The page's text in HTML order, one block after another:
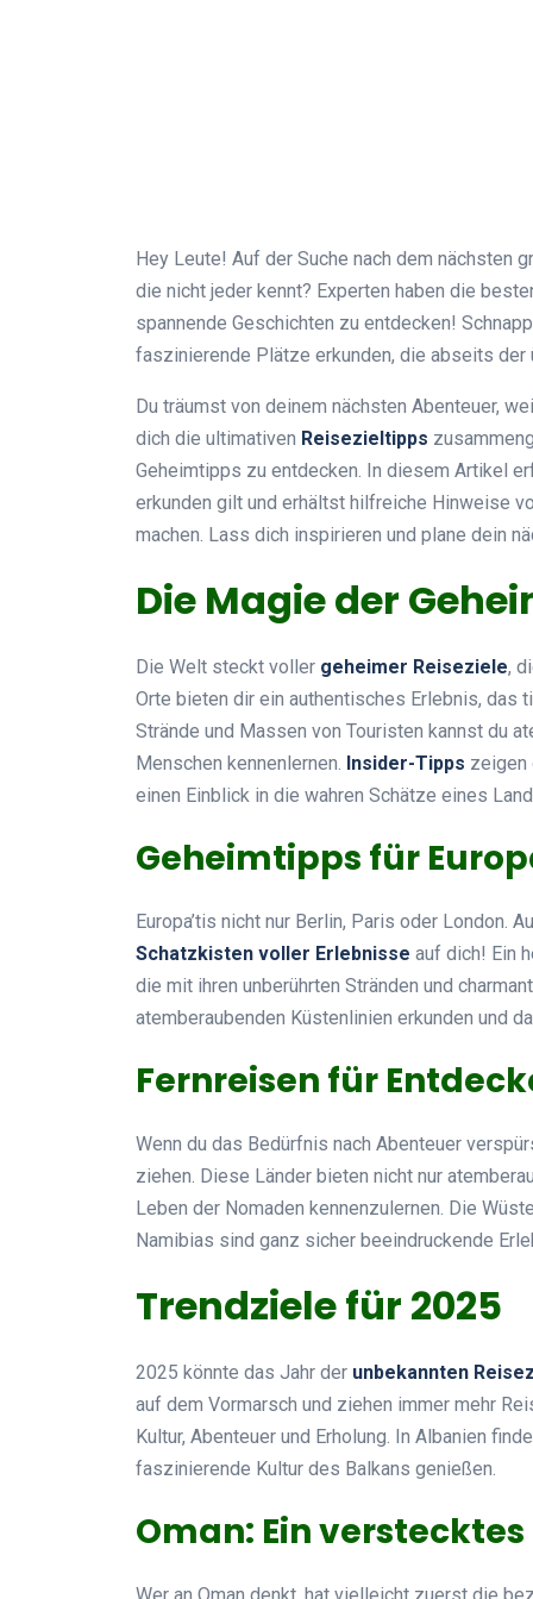
Hey Leute! Auf der Suche nach dem nächsten
die nicht jeder kennt? Experten haben die
spannende Geschichten zu entdecken!
faszinierende Plätze erkunden, die abseits
Du träumst von deinem nächsten Abenteuer,
dich die ultimativen Reisezieltipps
Geheimtipps zu entdecken. In diesem Artikel
erkunden gilt und erhältst hilfreiche Hinweise
machen. Lass dich inspirieren und plane dein
Die Magie der
Die Welt steckt voller geheimer Reiseziele,
Orte bieten dir ein authentisches Erlebnis, das
Strände und Massen von Touristen kannst du
Menschen kennenlernen. Insider-Tipps zeigen
einen Einblick in die wahren Schätze eines
Geheimtipps für
Europa’tis nicht nur Berlin, Paris oder London.
Schatzkisten voller Erlebnisse auf dich! Ein
die mit ihren unberührten Stränden und
atemberaubenden Küstenlinien erkunden und
Fernreisen für
Wenn du das Bedürfnis nach Abenteuer
ziehen. Diese Länder bieten nicht nur
Leben der Nomaden kennenzulernen. Die
Namibias sind ganz sicher beeindruckende
Trendziele für 2025
2025 könnte das Jahr der unbekannten
auf dem Vormarsch und ziehen immer mehr
Kultur, Abenteuer und Erholung. In Albanien
faszinierende Kultur des Balkans genießen.
Oman: Ein